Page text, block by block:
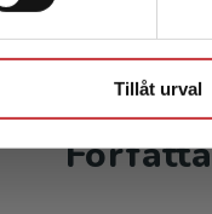
Tillåt urval